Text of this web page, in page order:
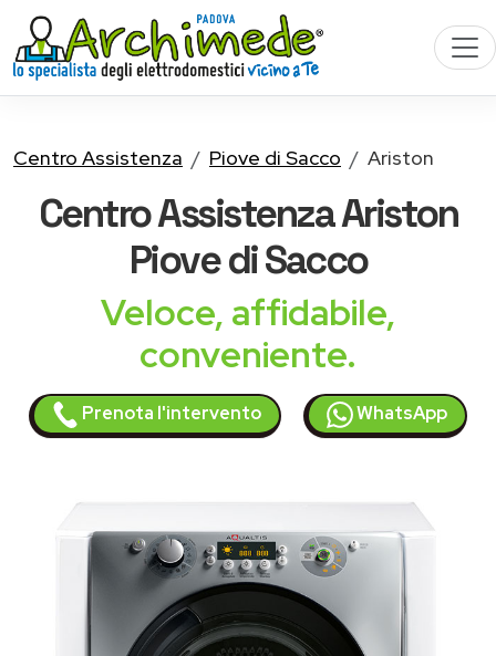
Centro Assistenza Piove di Sacco Ariston
Centro AssistenzaAriston
Piove di Sacco
Veloce, affidabile,
conveniente.
Prenota l'intervento WhatsApp